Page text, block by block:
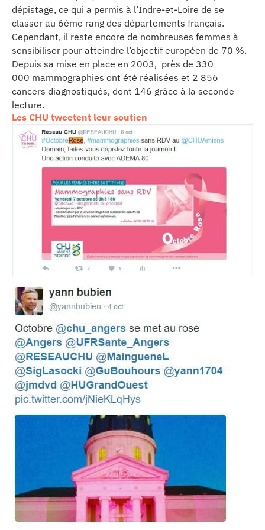
dépistage, ce qui a permis à l’Indre-et-Loire de se
classer au 6ème rang des départements français.
Cependant, il reste encore de nombreuses femmes à
sensibiliser pour atteindre l’objectif européen de 70 %.
Depuis sa mise en place en 2003, près de 330
000 mammographies ont été réalisées et 2 856
cancers diagnostiqués, dont 146 grâce à la seconde
lecture.
Les CHU tweetent leur soutien